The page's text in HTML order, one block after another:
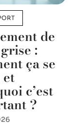
de
:
ça se
et
c’est
?